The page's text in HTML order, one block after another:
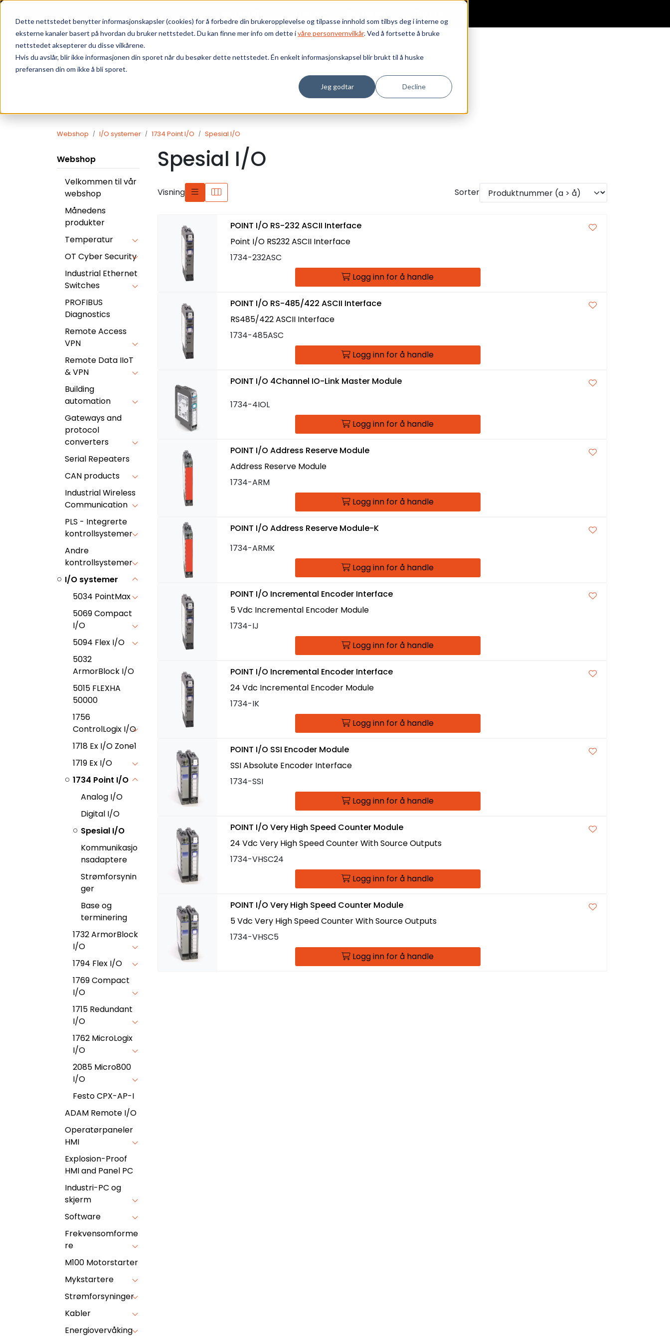
Dette nettstedet benytter informasjonskapsler (cookies) for å forbedre din brukeropplevelse og tilpasse innhold som tilbys deg i interne og
eksterne kanaler basert på hvordan du bruker nettstedet. Du kan finne mer info om dette ivåre personvernvilkår. Ved å fortsette å bruke
nettstedet aksepterer du disse vilkårene.
Hvis du avslår, blir ikke informasjonen din sporet når du besøker dette nettstedet. Én enkelt informasjonskapsel blir brukt til å huske
preferansen din om ikke å bli sporet.
Jeg godtar Decline
Skip to main content
Webshop I/O systemer 1734 Point I/O Spesial I/O
Webshop
Velkommen til vår
webshop
Månedens
produkter
Temperatur
OT Cyber Security
Industrial Ethernet
Switches
PROFIBUS
Diagnostics
Remote Access
VPN
Remote Data IIoT
& VPN
Building
automation
Gateways and
protocol
converters
Serial Repeaters
CAN products
Industrial Wireless
Communication
PLS - Integrerte
kontrollsystemer
Andre
kontrollsystemer
I/O systemer
5034 PointMax
5069 Compact
I/O
5094 Flex I/O
5032
ArmorBlock I/O
5015 FLEXHA
50000
1756
ControlLogix I/O
1718 Ex I/O Zone1
1719 Ex I/O
1734 Point I/O
Analog I/O
Digital I/O
Spesial I/O
Kommunikasjo
nsadaptere
Strømforsynin
ger
Base og
terminering
1732 ArmorBlock
I/O
1794 Flex I/O
1769 Compact
I/O
1715 Redundant
I/O
1762 MicroLogix
I/O
2085 Micro800
I/O
Festo CPX-AP-I
ADAM Remote I/O
Operatørpaneler
HMI
Explosion-Proof
HMI and Panel PC
Industri-PC og
skjerm
Software
Frekvensomforme
re
M100 Motorstarter
Mykstartere
Strømforsyninger
Kabler
Energiovervåking
Spesial I/O
Visning Sorter
POINT I/O RS-232 ASCII Interface
Point I/O RS232 ASCII Interface
1734-232ASC
Logg inn for å handle
POINT I/O RS-485/422 ASCII Interface
RS485/422 ASCII Interface
1734-485ASC
Logg inn for å handle
POINT I/O 4Channel IO-Link Master Module
1734-4IOL
Logg inn for å handle
POINT I/O Address Reserve Module
Address Reserve Module
1734-ARM
Logg inn for å handle
POINT I/O Address Reserve Module-K
1734-ARMK
Logg inn for å handle
POINT I/O Incremental Encoder Interface
5 Vdc Incremental Encoder Module
1734-IJ
Logg inn for å handle
POINT I/O Incremental Encoder Interface
24 Vdc Incremental Encoder Module
1734-IK
Logg inn for å handle
POINT I/O SSI Encoder Module
SSI Absolute Encoder Interface
1734-SSI
Logg inn for å handle
POINT I/O Very High Speed Counter Module
24 Vdc Very High Speed Counter With Source Outputs
1734-VHSC24
Logg inn for å handle
POINT I/O Very High Speed Counter Module
5 Vdc Very High Speed Counter With Source Outputs
1734-VHSC5
Logg inn for å handle